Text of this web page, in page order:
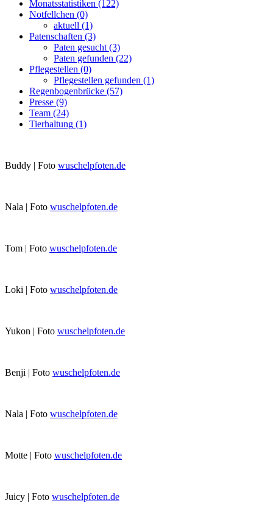
Monatsstatistiken (122)
Notfellchen (0)
aktuell (1)
Patenschaften (3)
Paten gesucht (3)
Paten gefunden (22)
Pflegestellen (0)
Pflegestellen gefunden (1)
Regenbogenbrücke (57)
Presse (9)
Team (24)
Tierhaltung (1)
Buddy | Foto wuschelpfoten.de
Nala | Foto wuschelpfoten.de
Tom | Foto wuschelpfoten.de
Loki | Foto wuschelpfoten.de
Yukon | Foto wuschelpfoten.de
Benji | Foto wuschelpfoten.de
Nala | Foto wuschelpfoten.de
Motte | Foto wuschelpfoten.de
Juicy | Foto wuschelpfoten.de